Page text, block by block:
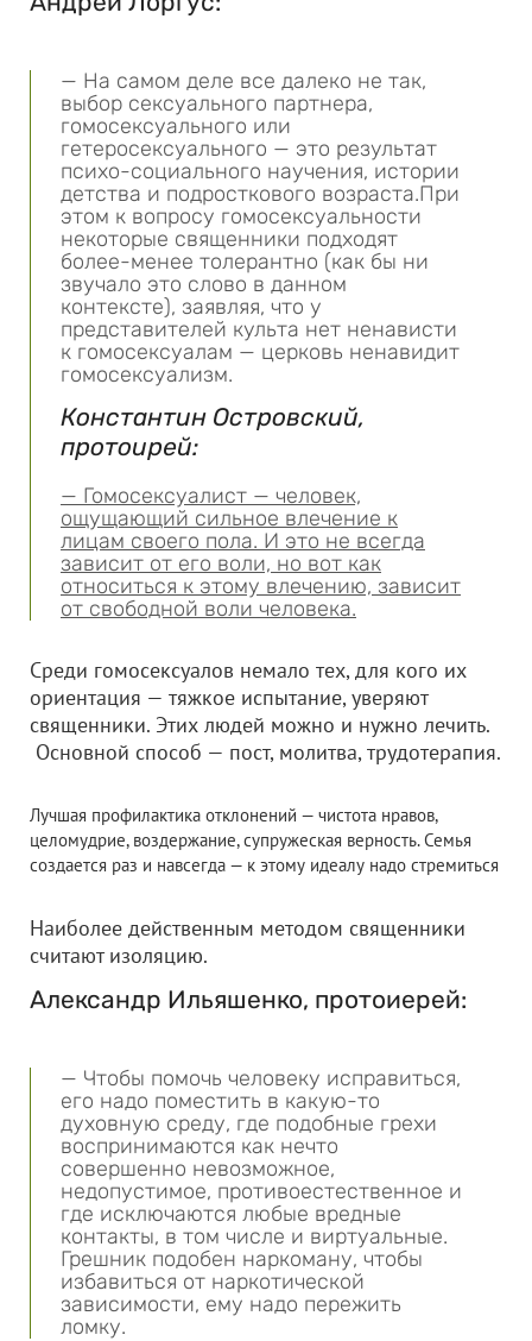
— На самом деле все далеко не так,
выбор сексуального партнера,
гомосексуального или
гетеросексуального — это результат
психо-социального научения, истории
детства и подросткового возраста.При
этом к вопросу гомосексуальности
некоторые священники подходят
более-менее толерантно (как бы ни
звучало это слово в данном
контексте), заявляя, что у
представителей культа нет ненависти
к гомосексуалам — церковь ненавидит
гомосексуализм.
Константин Островский,
протоирей:
— Гомосексуалист — человек,
ощущающий сильное влечение к
лицам своего пола. И это не всегда
зависит от его воли, но вот как
относиться к этому влечению, зависит
от свободной воли человека.
Среди гомосексуалов немало тех, для кого их
ориентация — тяжкое испытание, уверяют
священники. Этих людей можно и нужно лечить.
Основной способ — пост, молитва, трудотерапия.
Лучшая профилактика отклонений — чистота нравов,
целомудрие, воздержание, супружеская верность. Семья
создается раз и навсегда — к этому идеалу надо стремиться
Наиболее действенным методом священники
считают изоляцию.
Александр Ильяшенко, протоиерей:
— Чтобы помочь человеку исправиться,
его надо поместить в какую-то
духовную среду, где подобные грехи
воспринимаются как нечто
совершенно невозможное,
недопустимое, противоестественное и
где исключаются любые вредные
контакты, в том числе и виртуальные.
Грешник подобен наркоману, чтобы
избавиться от наркотической
зависимости, ему надо пережить
ломку.